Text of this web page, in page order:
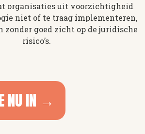
organisaties uit voorzichtigheid
niet of te traag implementeren,
zonder goed zicht op de juridische
risico’s.
NU IN →